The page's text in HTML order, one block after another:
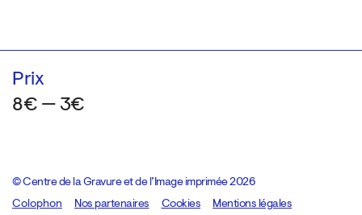
Prix
8€ — 3€
© Centre de la Gravure et de l’Image imprimée 2026
Colophon
Design:Marcel Kaczmarek, code:8080.studio
Nos partenaires Cookies Mentions légales